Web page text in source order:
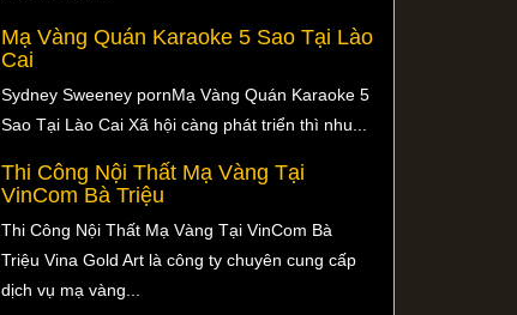
Mạ Vàng Quán Karaoke 5 Sao Tại Lào
Cai
Sydney Sweeney pornMạ Vàng Quán Karaoke 5
Sao Tại Lào Cai Xã hội càng phát triển thì nhu...
Thi Công Nội Thất Mạ Vàng Tại
VinCom Bà Triệu
Thi Công Nội Thất Mạ Vàng Tại VinCom Bà
Triệu Vina Gold Art là công ty chuyên cung cấp
dịch vụ mạ vàng...